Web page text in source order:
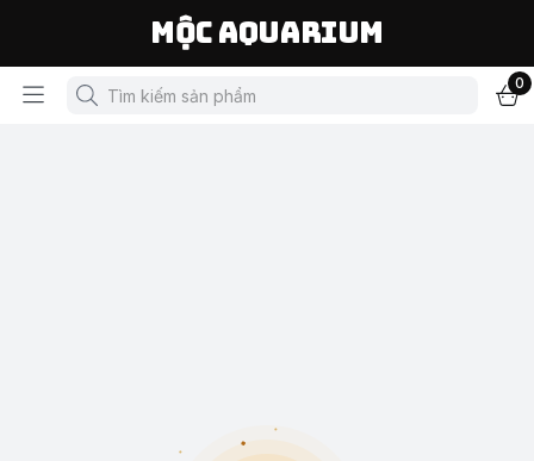
Mộc Aquarium
0